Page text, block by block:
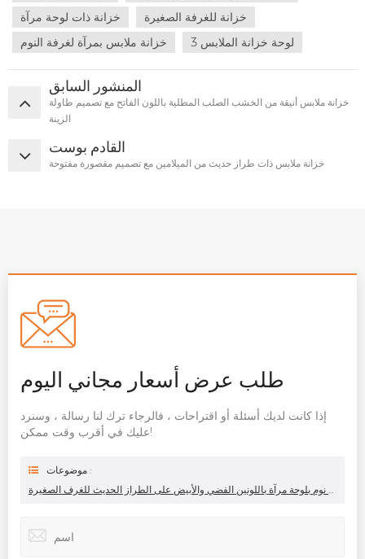
خزانة ذات لوحة مرآة
خزانة للغرفة الصغيرة
خزانة ملابس بمرآة لغرفة النوم
3 لوحة خزانة الملابس
المنشور السابق
خزانة ملابس أنيقة من الخشب الصلب المطلية باللون الفاتح مع تصميم طاولة
الزينة
القادم بوست
خزانة ملابس ذات طراز حديث من الميلامين مع تصميم مقصورة مفتوحة
طلب عرض أسعار مجاني اليوم
إذا كانت لديك أسئلة أو اقتراحات ، فالرجاء ترك لنا رسالة ، وسنرد
عليك في أقرب وقت ممكن!
موضوعات :